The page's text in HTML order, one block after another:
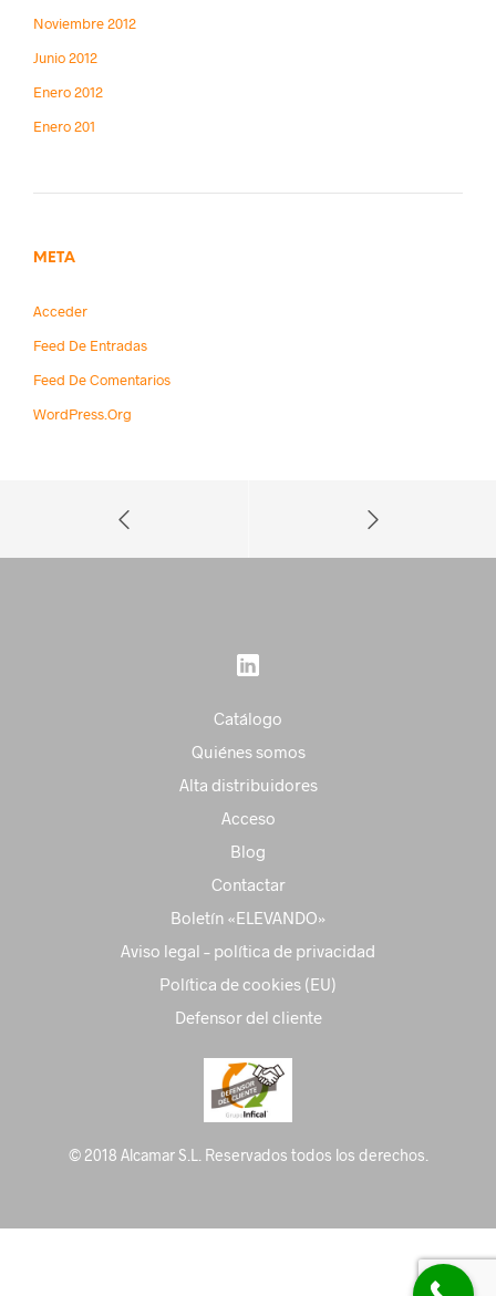
Noviembre 2012
Junio 2012
Enero 2012
Enero 201
META
Acceder
Feed De Entradas
Feed De Comentarios
WordPress.org
Catálogo
Quiénes somos
Alta distribuidores
Acceso
Blog
Contactar
Boletín «ELEVANDO»
Aviso legal – política de privacidad
Política de cookies (EU)
Defensor del cliente
© 2018 Alcamar S.L. Reservados todos los derechos.